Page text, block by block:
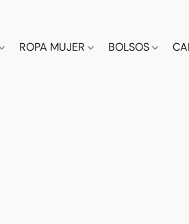
ROPA MUJER BOLSOS